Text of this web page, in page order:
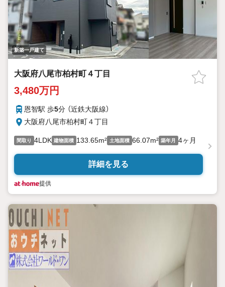
新築一戸建て
大阪府八尾市柏村町４丁目
3,480万円
恩智駅 歩5分 （近鉄大阪線）
大阪府八尾市柏村町４丁目
間取り 4LDK 建物面積 133.65m² 土地面積 66.07m² 築年月 4ヶ月
詳細を見る
提供